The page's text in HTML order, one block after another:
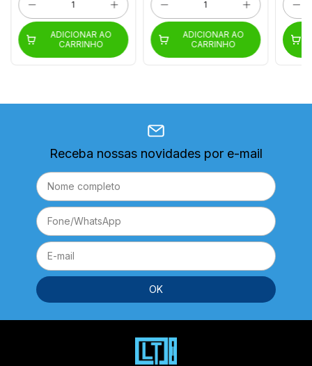
ADICIONAR AO
CARRINHO
ADICIONAR AO
CARRINHO
Receba nossas novidades por e-mail